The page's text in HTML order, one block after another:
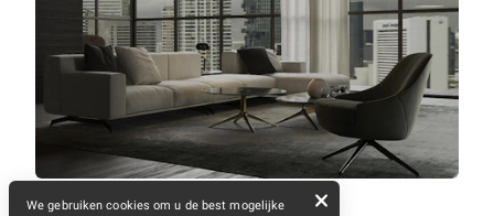
We gebruiken cookies om u de best mogelijke